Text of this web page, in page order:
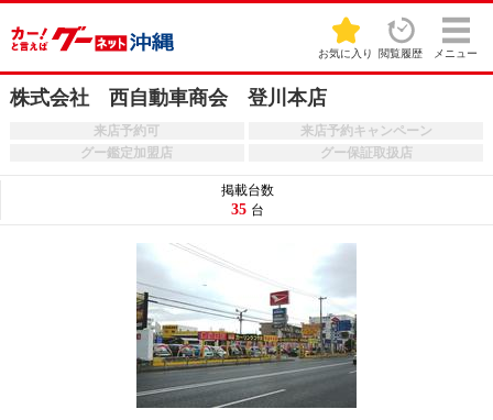
お気に入り 閲覧履歴 メニュー
株式会社 西自動車商会 登川本店
来店予約可
来店予約キャンペーン
グー鑑定加盟店
グー保証取扱店
掲載台数
35 台